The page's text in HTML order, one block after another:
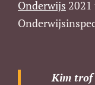
Onderwijs
Kim trof